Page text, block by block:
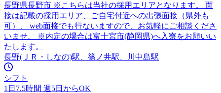
長野県長野市 ※こちらは当社の採用エリアとなります。 面
接は記載の採用エリア、ご自宅付近への出張面接（県外も
可）、 web面接でも行ないますので、お気軽にご相談くださ
いませ。 ※内定の場合は富士宮市(静岡県)へ入寮をお願いい
たします。
長野(ＪＲ・しなの)駅、篠ノ井駅、川中島駅
シフト
1日7.5時間 週5日からOK